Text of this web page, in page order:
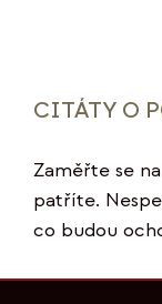
CITÁTY O
Zaměřte se
patříte.
co budou